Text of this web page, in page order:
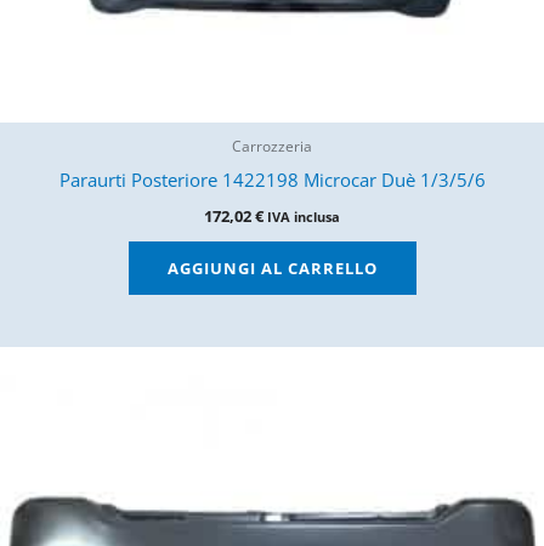
Carrozzeria
Paraurti Posteriore 1422198 Microcar Duè 1/3/5/6
172,02€ IVA inclusa
AGGIUNGI AL CARRELLO